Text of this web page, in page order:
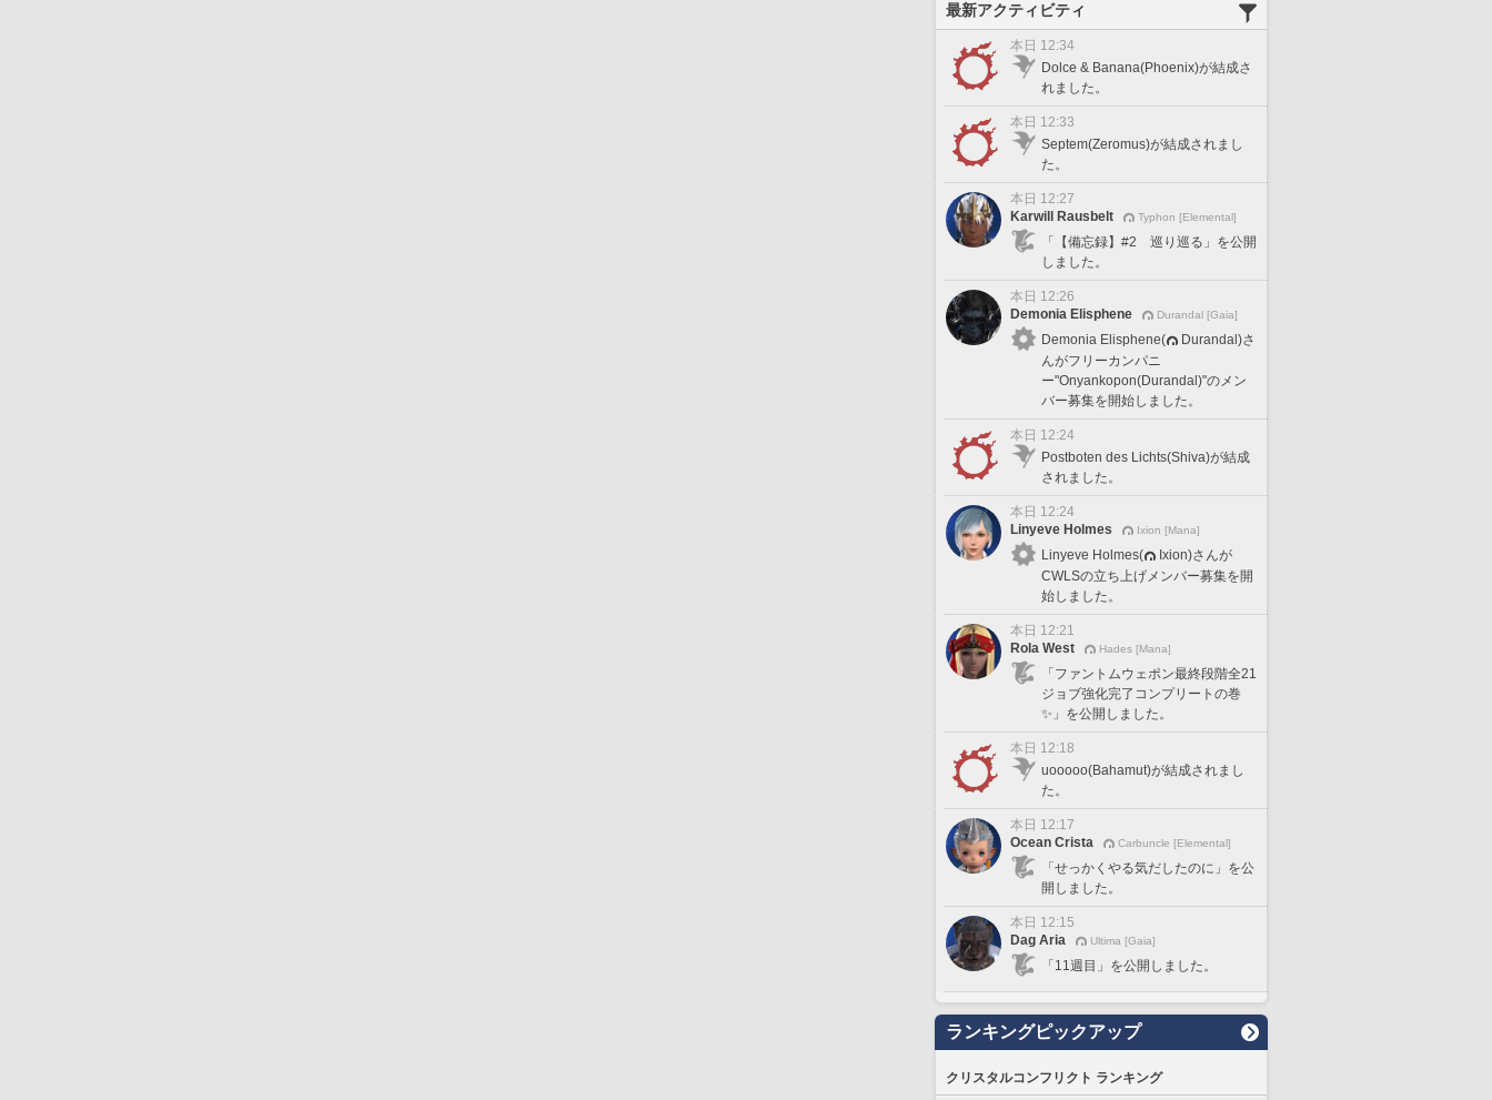
最新アクティビティ
本日 12:34
Dolce & Banana(Phoenix)が結成さ
れました。
本日 12:33
Septem(Zeromus)が結成されまし
た。
本日 12:27
Karwill Rausbelt
Typhon [Elemental]
「【備忘録】#2 巡り巡る」を公開
しました。
本日 12:26
Demonia Elisphene
Durandal [Gaia]
Demonia Elisphene(
Durandal)さ
んがフリーカンパニ
ー"Onyankopon(Durandal)"のメン
バー募集を開始しました。
本日 12:24
Postboten des Lichts(Shiva)が結成
されました。
本日 12:24
Linyeve Holmes
Ixion [Mana]
Linyeve Holmes(
Ixion)さんが
CWLSの立ち上げメンバー募集を開
始しました。
本日 12:21
Rola West
Hades [Mana]
「ファントムウェポン最終段階全21
ジョブ強化完了コンプリートの巻
✨」を公開しました。
本日 12:18
uooooo(Bahamut)が結成されまし
た。
本日 12:17
Ocean Crista
Carbuncle [Elemental]
「せっかくやる気だしたのに」を公
開しました。
本日 12:15
Dag Aria
Ultima [Gaia]
「11週目」を公開しました。
ランキングピックアップ
クリスタルコンフリクト ランキング